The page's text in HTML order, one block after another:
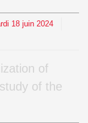
18 juin 2024
of the